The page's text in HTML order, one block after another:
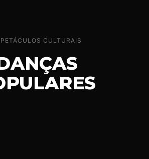
CULTURAIS